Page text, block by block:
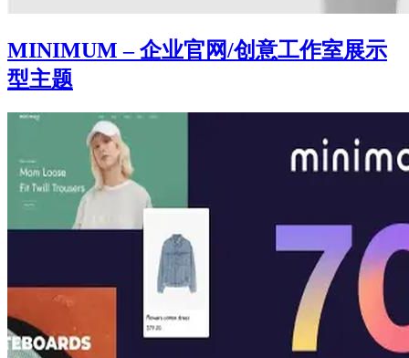
MINIMUM – 企业官网/创意工作室展示
型主题